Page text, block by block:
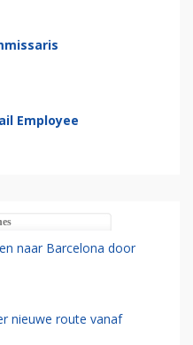
Employee
naar Barcelona door
nieuwe route vanaf